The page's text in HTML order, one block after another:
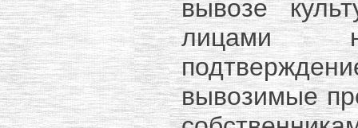
вывозе
лицами
вывозимые